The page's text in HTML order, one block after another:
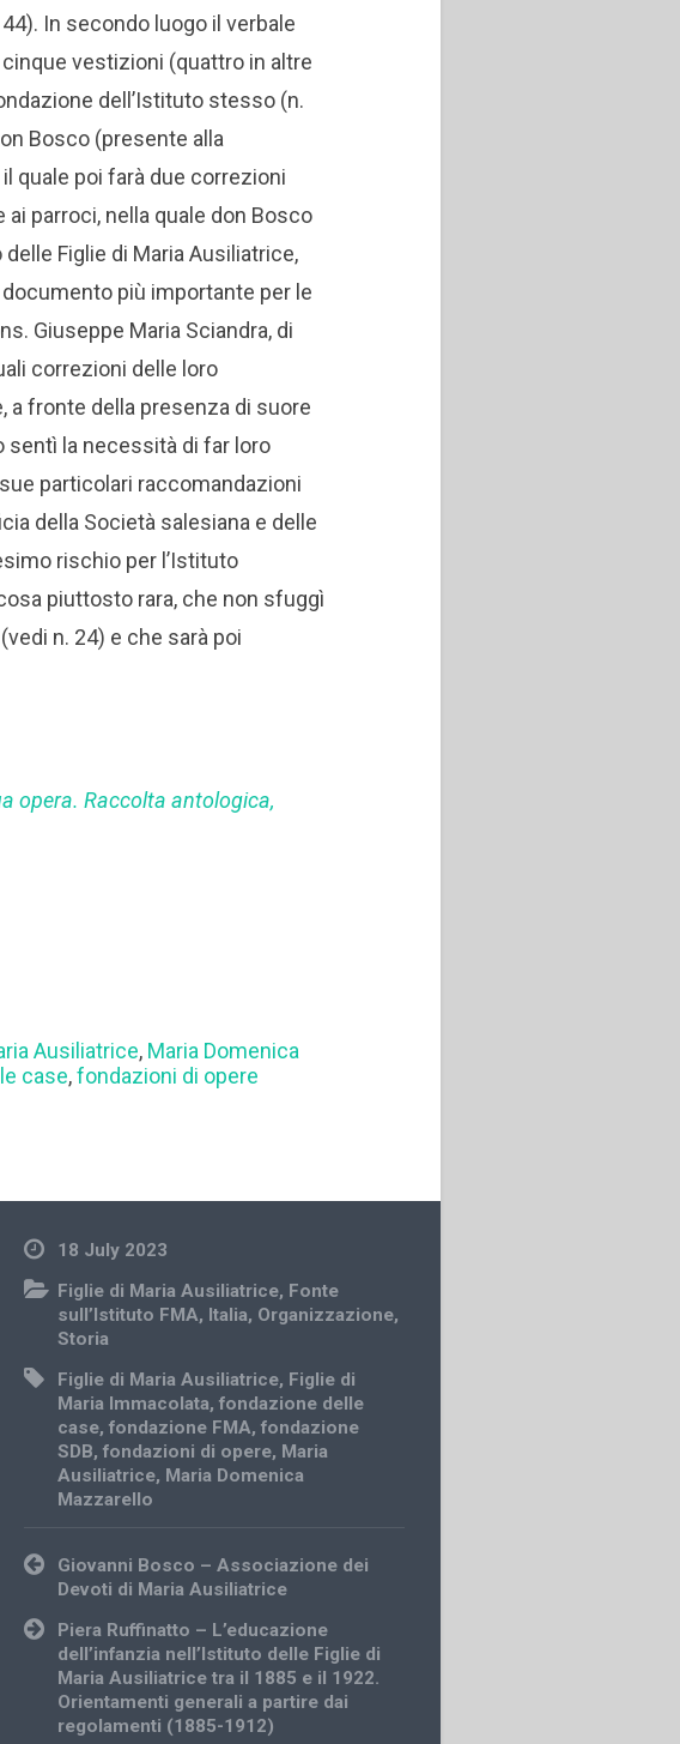
In secondo luogo il verbale
vestizioni (quattro in altre
dell’Istituto stesso (n.
Bosco (presente alla
quale poi farà due correzioni
ai parroci, nella quale don Bosco
Figlie di Maria Ausiliatrice,
documento più importante per le
Giuseppe Maria Sciandra, di
correzioni delle loro
a fronte della presenza di suore
sentì la necessità di far loro
particolari raccomandazioni
della Società salesiana e delle
rischio per l’Istituto
piuttosto rara, che non sfuggì
n. 24) e che sarà poi
opera. Raccolta antologica,
Ausiliatrice, Maria Domenica
case,fondazioni di opere
18 July 2023
Figlie di Maria Ausiliatrice, Fonte
sull’Istituto FMA, Italia, Organizzazione,
Storia
Figlie di Maria Ausiliatrice, Figlie di
Maria Immacolata,fondazione delle
case,fondazione FMA,fondazione
SDB,fondazioni di opere, Maria
Ausiliatrice, Maria Domenica
Mazzarello
Post
navigation
Giovanni Bosco – Associazione dei
Devoti di Maria Ausiliatrice
Piera Ruffinatto – L’educazione
dell’infanzia nell’Istituto delle Figlie di
Maria Ausiliatrice tra il 1885 e il 1922.
Orientamenti generali a partire dai
regolamenti (1885-1912)